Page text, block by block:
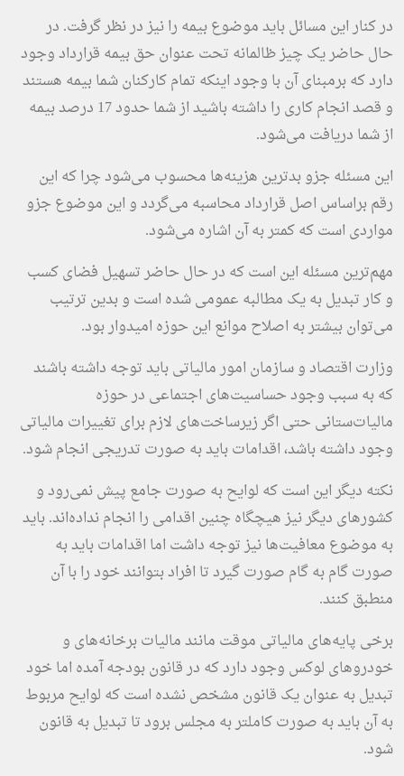
در کنار این مسائل باید موضوع بیمه را نیز در نظر گرفت. در
حال حاضر یک چیز ظالمانه تحت عنوان حق بیمه قرارداد وجود
دارد که برمبنای آن با وجود اینکه تمام کارکنان شما بیمه هستند
و قصد انجام کاری را داشته باشید از شما حدود 17 درصد بیمه
از شما دریافت می‌شود.
این مسئله جزو بدترین هزینه‌ها محسوب می‌شود چرا که این
رقم براساس اصل قرارداد محاسبه می‌گردد و این موضوع جزو
مواردی است که کمتر به آن اشاره می‌شود.
مهم‌ترین مسئله این است که در حال حاضر تسهیل فضای کسب
و کار تبدیل به یک مطالبه عمومی شده است و بدین ترتیب
می‌توان بیشتر به اصلاح موانع این حوزه امیدوار بود.
وزارت اقتصاد و سازمان امور مالیاتی باید توجه داشته باشند
که به سبب وجود حساسیت‌های اجتماعی در حوزه
مالیات‌ستانی حتی اگر زیرساخت‌های لازم برای تغییرات مالیاتی
وجود داشته باشد، اقدامات باید به صورت تدریجی انجام شود.
نکته دیگر این است که لوایح به صورت جامع پیش نمی‌رود و
کشورهای دیگر نیز هیچگاه چنین اقدامی را انجام نداده‌اند. باید
به موضوع معافیت‌ها نیز توجه داشت اما اقدامات باید به
صورت گام به گام صورت گیرد تا افراد بتوانند خود را با آن
منطبق کنند.
برخی پایه‌های مالیاتی موقت مانند مالیات برخانه‌های و
خودروهای لوکس وجود دارد که در قانون بودجه آمده اما خود
تبدیل به عنوان یک قانون مشخص نشده است که لوایح مربوط
به آن باید به صورت کاملتر به مجلس برود تا تبدیل به قانون
شود.